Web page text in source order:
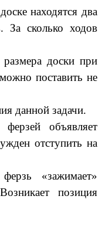
находятся два
За сколько ходов
доски при
поставить не
данной задачи.
объявляет
отступить на
«зажимает»
позиция